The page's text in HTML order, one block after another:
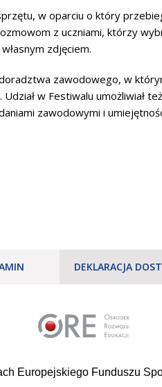
w oparciu o który
z uczniami, którzy
zdjęciem.
zawodowego, w
w Festiwalu umożliwiał
zawodowymi i
DEKLARACJA
Europejskiego Funduszu